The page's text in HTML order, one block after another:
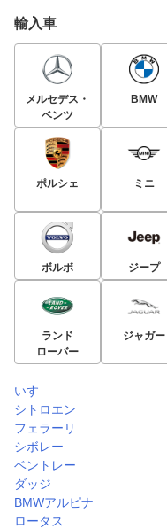
輸入車
メルセデス・
ベンツ
BMW
ポルシェ ミニ
ボルボ ジープ
ランド
ローバー
ジャガー
いすゞ
シトロエン
フェラーリ
シボレー
ベントレー
ダッジ
BMWアルピナ
ロータス